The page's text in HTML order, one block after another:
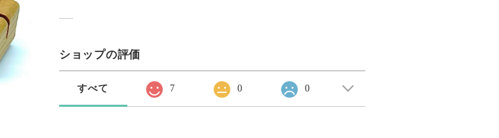
ショップの評価
すべて 7 0 0